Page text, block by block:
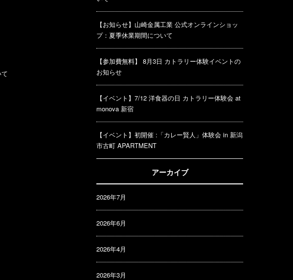
【お知らせ】山崎金属工業 公式オンラインショッ
プ：夏季休業期間について
【参加費無料】 8月3日 カトラリー体験イベントの
お知らせ
【イベント】7/12 洋食器の日 カトラリー体験会 at
monova 新宿
【イベント】初開催 :「カレー賢人」体験会 in 新潟
市古町 APARTMENT
アーカイブ
2026年7月
2026年6月
2026年4月
2026年3月